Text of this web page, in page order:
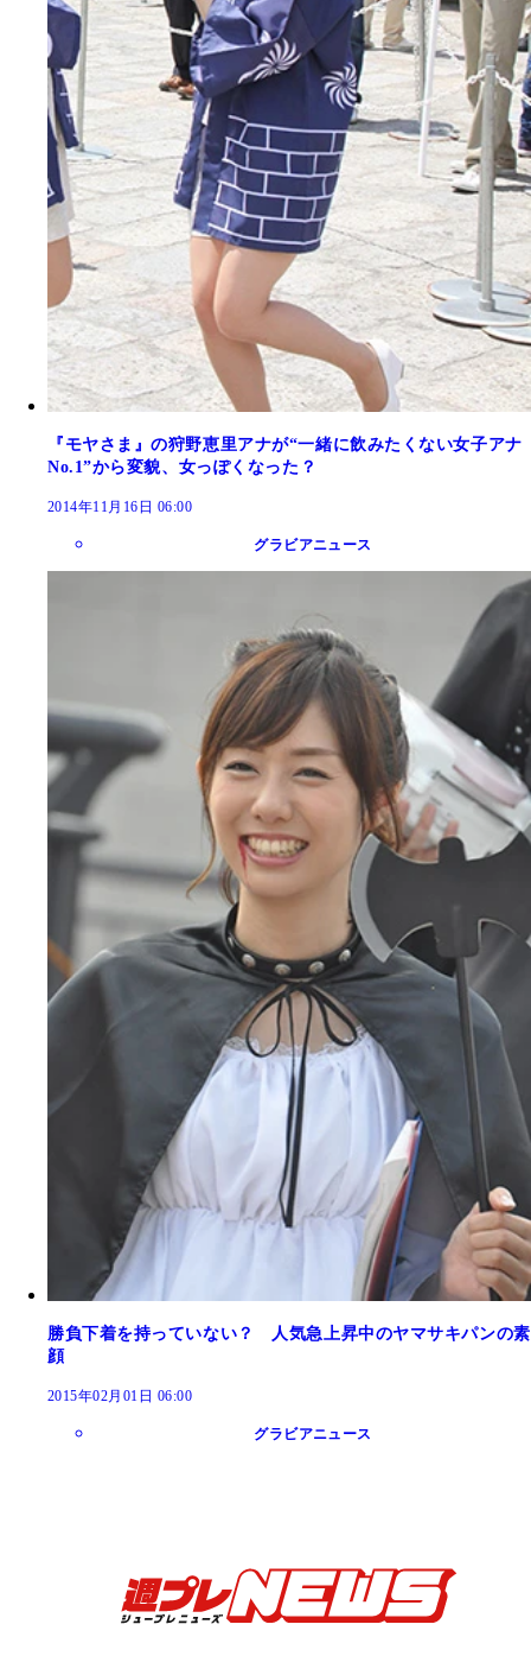
『モヤさま』の狩野恵里アナが“一緒に飲みたくない女子アナ
No.1”から変貌、女っぽくなった？
2014年11月16日 06:00
グラビアニュース
勝負下着を持っていない？ 人気急上昇中のヤマサキパンの素
顔
2015年02月01日 06:00
グラビアニュース